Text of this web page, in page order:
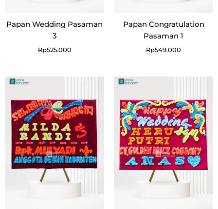
Papan Wedding Pasaman
3
Rp525.000
Papan Congratulation
Pasaman 1
Rp549.000